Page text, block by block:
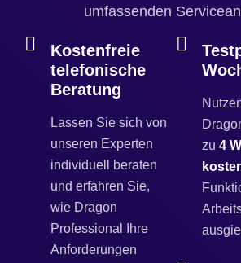
umfassenden
Kostenfreie
telefonische
Beratung
Lassen Sie sich von
unseren Experten
individuell beraten
und erfahren Sie,
wie Dragon
Professional Ihre
Anforderungen
zu 4